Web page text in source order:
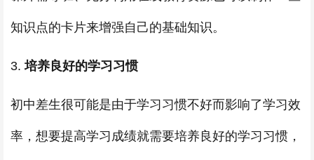
知识点的卡片来增强自己的基础知识。
3.培养良好的学习习惯
初中差生很可能是由于学习习惯不好而影响了学习效
率，想要提高学习成绩就需要培养良好的学习习惯，